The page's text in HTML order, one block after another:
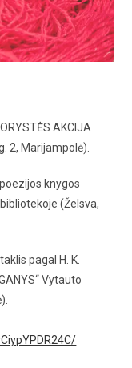
AKCIJA
2, Marijampolė).
knygos
(Želsva,
pagal H. K.
Vytauto